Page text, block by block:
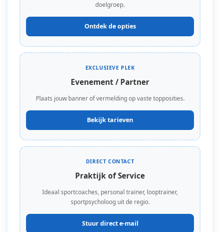
doelgroep.
Ontdek de opties
EXCLUSIEVE PLEK
Evenement / Partner
Plaats jouw banner of vermelding op vaste topposities.
Bekijk tarieven
DIRECT CONTACT
Praktijk of Service
Ideaal sportcoaches, personal trainer, looptrainer,
sportpsycholoog uit de regio.
Stuur direct e-mail